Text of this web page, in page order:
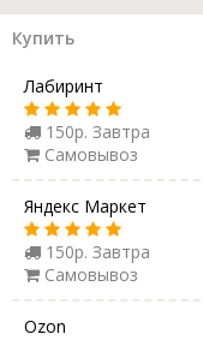
Купить
Лабиринт
150р. Завтра
Самовывоз
Яндекс Маркет
150р. Завтра
Самовывоз
Ozon